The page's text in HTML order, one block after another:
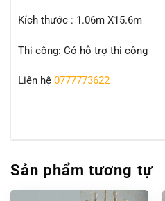
Kích thước : 1.06m X15.6m
Thi công: Có hỗ trợ thi công
Liên hệ 0777773622
Sản phẩm tương tự